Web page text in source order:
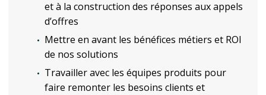
et à la construction des réponses aux appels
d’offres
Mettre en avant les bénéfices métiers et ROI
de nos solutions
Travailler avec les équipes produits pour
faire remonter les besoins clients et